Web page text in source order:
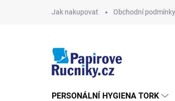
Jak nakupovat Obchodní podmínky
PERSONÁLNÍ HYGIENA TORK